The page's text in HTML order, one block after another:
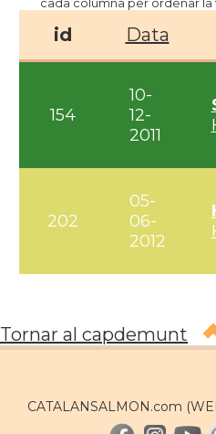
id Data
154
10-
12-
2011
202
05-
06-
2012
Tornar al capdemunt
CATALANSALMON.com